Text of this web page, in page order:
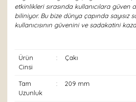
etkinlikleri sırasında kullanıcılara güven
biliniyor. Bu bize dünya çapında sayısız
kullanıcısının güvenini ve sadakatini
Ürün
Cinsi
: Çakı
Tam
Uzunluk
: 209 mm